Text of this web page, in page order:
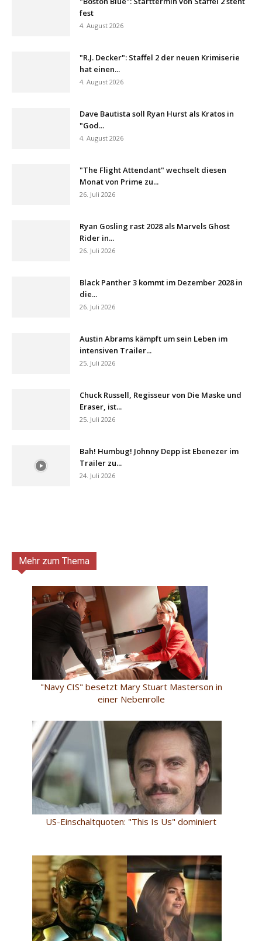
fest
4. August 2026
"R.J. Decker": Staffel 2 der neuen Krimiserie
hat einen...
4. August 2026
Dave Bautista soll Ryan Hurst als Kratos in
"God...
4. August 2026
"The Flight Attendant" wechselt diesen
Monat von Prime zu...
26. Juli 2026
Ryan Gosling rast 2028 als Marvels Ghost
Rider in...
26. Juli 2026
Black Panther 3 kommt im Dezember 2028 in
die...
26. Juli 2026
Austin Abrams kämpft um sein Leben im
intensiven Trailer...
25. Juli 2026
Chuck Russell, Regisseur von Die Maske und
Eraser, ist...
25. Juli 2026
Bah! Humbug! Johnny Depp ist Ebenezer im
Trailer zu...
24. Juli 2026
Mehr zum Thema
"Navy CIS" besetzt Mary Stuart Masterson in
einer Nebenrolle
US-Einschaltquoten: "This Is Us" dominiert